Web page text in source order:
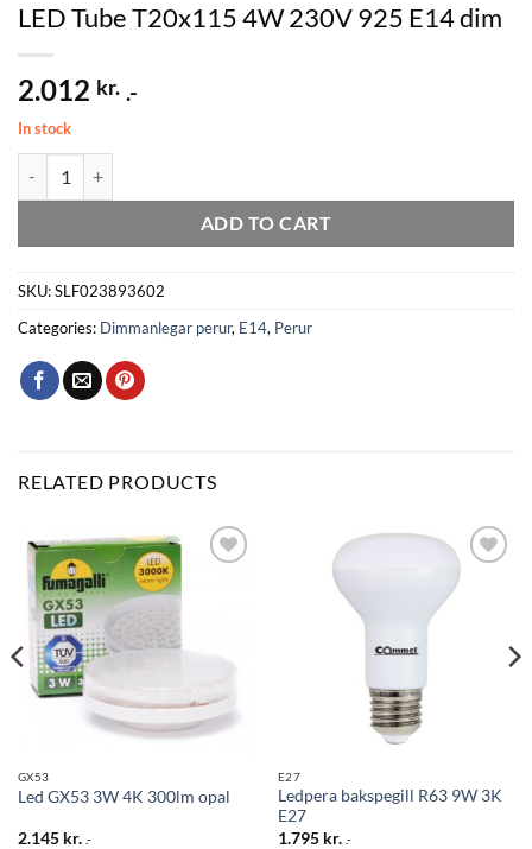
LED Tube T20x115 4W 230V 925 E14 dim
2.012 kr. .-
In stock
ADD TO CART
SKU:SLF023893602
Categories: Dimmanlegar perur, E14, Perur
RELATED PRODUCTS
GX53
Led GX53 3W 4K 300lm opal
2.145 kr. .-
Bæta
E27
Ledpera bakspegill R63 9W 3K
E27
1.795 kr. .-